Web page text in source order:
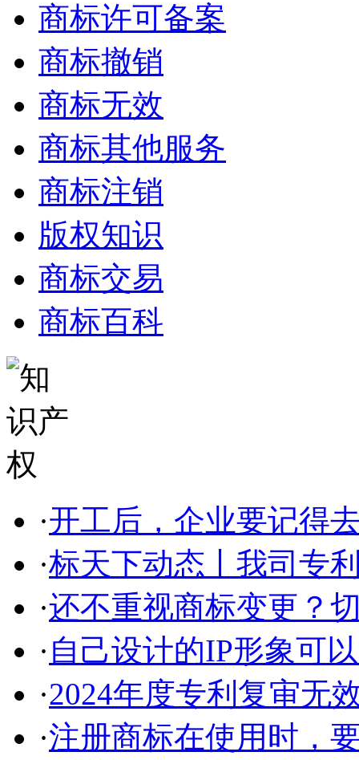
商标许可备案
商标撤销
商标无效
商标其他服务
商标注销
版权知识
商标交易
商标百科
·开工后，企业要记得
·标天下动态丨我司专
·还不重视商标变更？
· 自己设计的IP形象可
·2024年度专利复审无
·注册商标在使用时，